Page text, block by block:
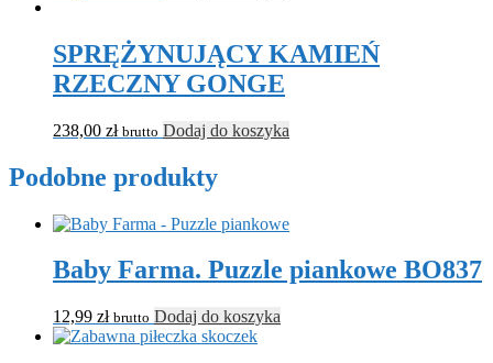
SPRĘŻYNUJĄCY KAMIEŃ
RZECZNY GONGE
238,00 zł brutto Dodaj do koszyka
Podobne produkty
Baby Farma. Puzzle piankowe BO837
12,99 zł brutto Dodaj do koszyka